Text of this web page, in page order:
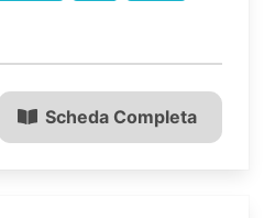
Scheda Completa